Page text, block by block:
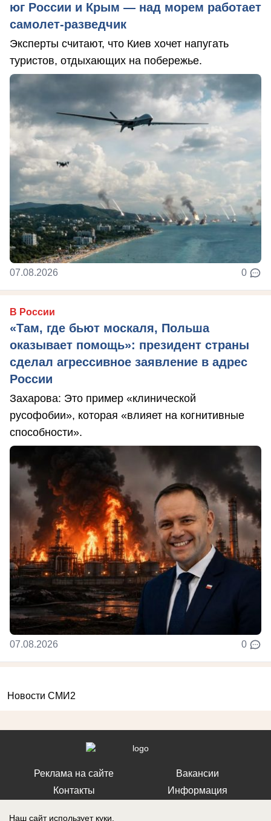
юг России и Крым — над морем работает
самолет-разведчик
Эксперты считают, что Киев хочет напугать
туристов, отдыхающих на побережье.
07.08.2026 0
В России
«Там, где бьют москаля, Польша
оказывает помощь»: президент страны
сделал агрессивное заявление в адрес
России
Захарова: Это пример «клинической
русофобии», которая «влияет на когнитивные
способности».
07.08.2026 0
Новости СМИ2
Реклама на сайте
Контакты
Вакансии
Информация
Наш сайт использует куки.